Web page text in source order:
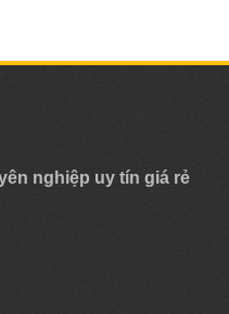
nghiệp uy tín giá rẻ